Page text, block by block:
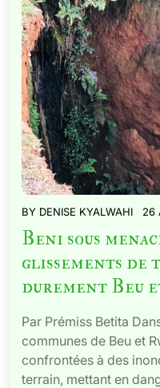
BY DENISE KYALWAHI 26
Beni sous
glissements
durement Beu
Par Prémiss Betita
communes de Beu et
confrontées à des
terrain, mettant en